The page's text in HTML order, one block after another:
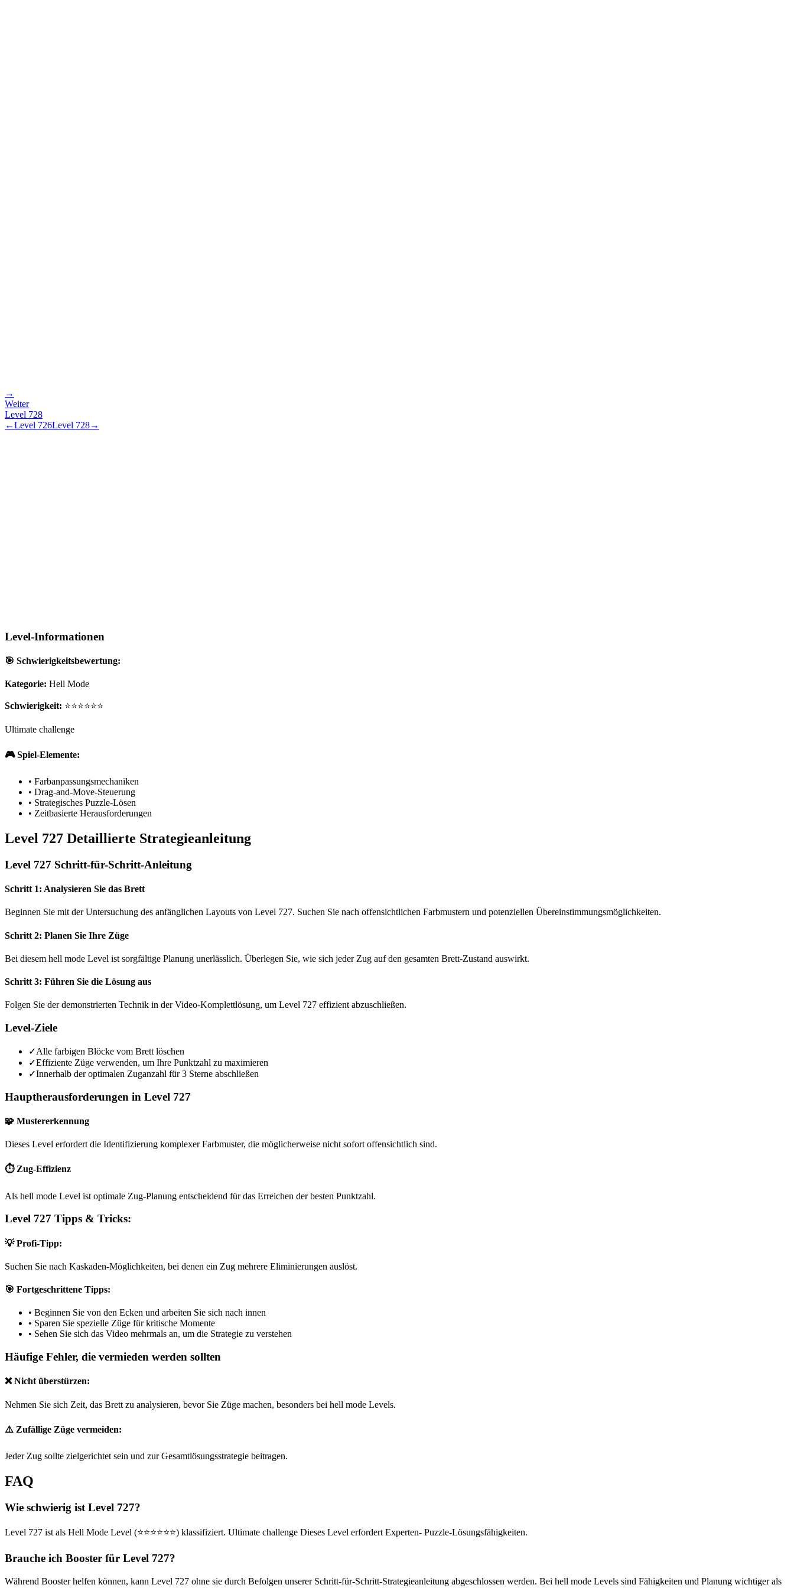
→
Weiter
Level 728
←Level 726Level 728→
Level-Informationen
🎯 Schwierigkeitsbewertung:
Kategorie: Hell Mode
Schwierigkeit: ⭐⭐⭐⭐⭐⭐
Ultimate challenge
🎮 Spiel-Elemente:
• Farbanpassungsmechaniken
• Drag-and-Move-Steuerung
• Strategisches Puzzle-Lösen
• Zeitbasierte Herausforderungen
Level 727 Detaillierte Strategieanleitung
Level 727 Schritt-für-Schritt-Anleitung
Schritt 1: Analysieren Sie das Brett
Beginnen Sie mit der Untersuchung des anfänglichen Layouts von Level 727. Suchen Sie nach offensichtlichen Farbmustern und potenziellen Übereinstimmungsmöglichkeiten.
Schritt 2: Planen Sie Ihre Züge
Bei diesem hell mode Level ist sorgfältige Planung unerlässlich. Überlegen Sie, wie sich jeder Zug auf den gesamten Brett-Zustand auswirkt.
Schritt 3: Führen Sie die Lösung aus
Folgen Sie der demonstrierten Technik in der Video-Komplettlösung, um Level 727 effizient abzuschließen.
Level-Ziele
✓Alle farbigen Blöcke vom Brett löschen
✓Effiziente Züge verwenden, um Ihre Punktzahl zu maximieren
✓Innerhalb der optimalen Zuganzahl für 3 Sterne abschließen
Hauptherausforderungen in Level 727
🧩 Mustererkennung
Dieses Level erfordert die Identifizierung komplexer Farbmuster, die möglicherweise nicht sofort offensichtlich sind.
⏱️ Zug-Effizienz
Als hell mode Level ist optimale Zug-Planung entscheidend für das Erreichen der besten Punktzahl.
Level 727 Tipps & Tricks:
💡 Profi-Tipp:
Suchen Sie nach Kaskaden-Möglichkeiten, bei denen ein Zug mehrere Eliminierungen auslöst.
🎯 Fortgeschrittene Tipps:
• Beginnen Sie von den Ecken und arbeiten Sie sich nach innen
• Sparen Sie spezielle Züge für kritische Momente
• Sehen Sie sich das Video mehrmals an, um die Strategie zu verstehen
Häufige Fehler, die vermieden werden sollten
❌ Nicht überstürzen:
Nehmen Sie sich Zeit, das Brett zu analysieren, bevor Sie Züge machen, besonders bei hell mode Levels.
⚠️ Zufällige Züge vermeiden:
Jeder Zug sollte zielgerichtet sein und zur Gesamtlösungsstrategie beitragen.
FAQ
Wie schwierig ist Level 727?
Level 727 ist als Hell Mode Level (⭐⭐⭐⭐⭐⭐) klassifiziert. Ultimate challenge Dieses Level erfordert Experten- Puzzle-Lösungsfähigkeiten.
Brauche ich Booster für Level 727?
Während Booster helfen können, kann Level 727 ohne sie durch Befolgen unserer Schritt-für-Schritt-Strategieanleitung abgeschlossen werden. Bei hell mode Levels sind Fähigkeiten und Planung wichtiger als